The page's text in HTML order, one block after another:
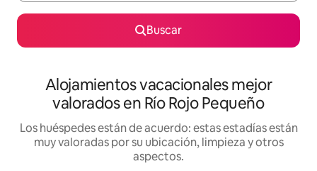
Buscar
Alojamientos vacacionales mejor
valorados en Río Rojo Pequeño
Los huéspedes están de acuerdo: estas estadías están
muy valoradas por su ubicación, limpieza y otros
aspectos.